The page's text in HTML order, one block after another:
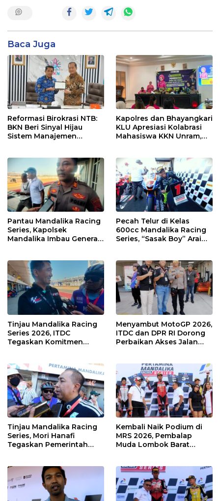
Baca Juga
Reformasi Birokrasi NTB:
BKN Beri Sinyal Hijau
Sistem Manajemen
Kapolres dan Bhayangkari
KLU Apresiasi Kolabrasi
Mahasiswa KKN Unram,
Pantau Mandalika Racing
Series, Kapolsek
Mandalika Imbau Generasi
Pecah Telur di Kelas
600cc Mandalika Racing
Series, “Sasak Boy” Arai
Tinjau Mandalika Racing
Series 2026, ITDC
Tegaskan Komitmen
Kawasan
Menyambut MotoGP 2026,
ITDC dan DPR RI Dorong
Perbaikan Akses Jalan
Tinjau Mandalika Racing
Series, Mori Hanafi
Tegaskan Pemerintah
Kembali Naik Podium di
MRS 2026, Pembalap
Muda Lombok Barat